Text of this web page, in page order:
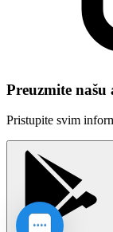
Preuzmite
Pristupite svim